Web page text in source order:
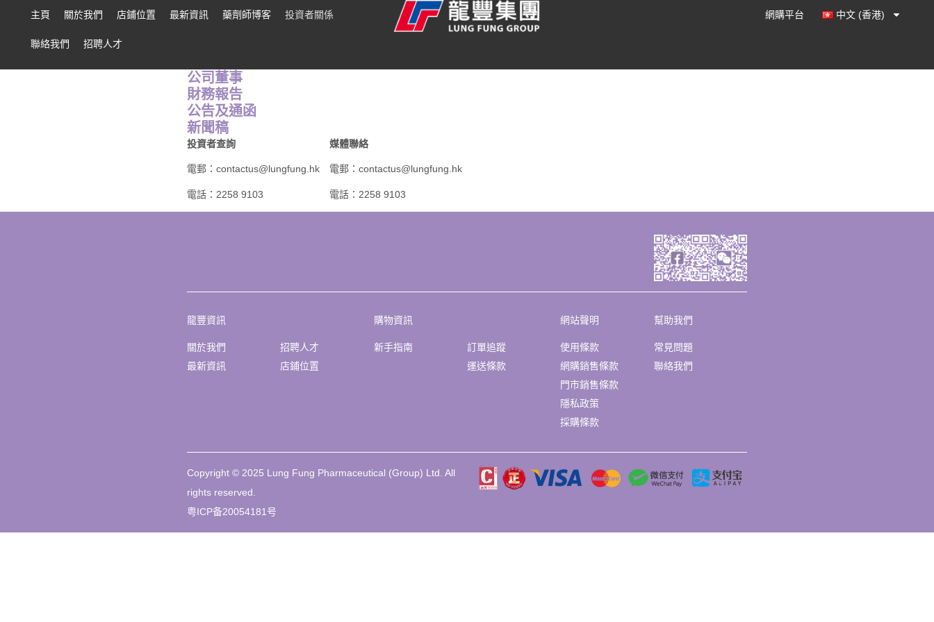
主頁 關於我們 店鋪位置 最新資訊 藥劑師博客 投資者關係
聯絡我們 招聘人才
網購平台 中文 (香港)
公司董事
財務報告
公告及通函
新聞稿
投資者查詢
電郵： contactus@lungfung.hk
電話：2258 9103
媒體聯絡
電郵：contactus@lungfung.hk
電話：2258 9103
龍豐資訊 購物資訊 網站聲明 幫助我們
關於我們
最新資訊
招聘人才
店鋪位置
新手指南
訂單追蹤
運送條款
使用條款
網購銷售條款
門市銷售條款
隱私政策
採購條款
常見問題
聯絡我們
Copyright © 2025 Lung Fung Pharmaceutical (Group) Ltd. All
rights reserved.
粤ICP备20054181号